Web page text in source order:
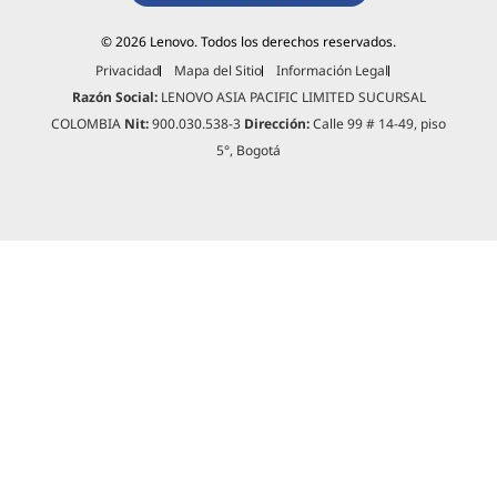
© 2026 Lenovo. Todos los derechos reservados.
Privacidad
Mapa del Sitio
Información Legal
Razón Social:LENOVO ASIA PACIFIC LIMITED SUCURSAL
COLOMBIA Nit:900.030.538-3 Dirección:Calle 99 # 14-49, piso
5°, Bogotá